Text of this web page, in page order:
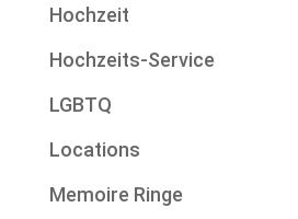
Hochzeit
Hochzeits-Service
LGBTQ
Locations
Memoire Ringe